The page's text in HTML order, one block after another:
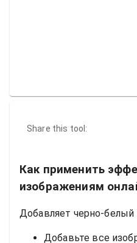
Share this tool:
Как применить
изображениям
Добавляет черно-
Добавьте все